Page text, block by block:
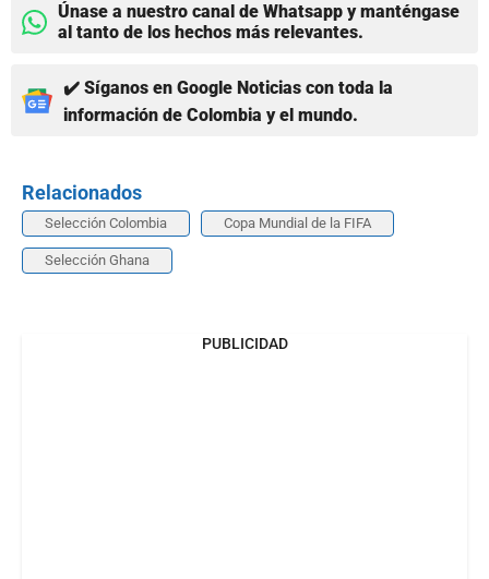
Únase a nuestro canal de Whatsapp y manténgase
al tanto de los hechos más relevantes.
✔️ Síganos en Google Noticias con toda la
información de Colombia y el mundo.
Relacionados
Selección Colombia Copa Mundial de la FIFA
Selección Ghana
PUBLICIDAD